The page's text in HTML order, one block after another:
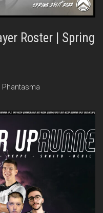
Roster | Spring
Phantasma